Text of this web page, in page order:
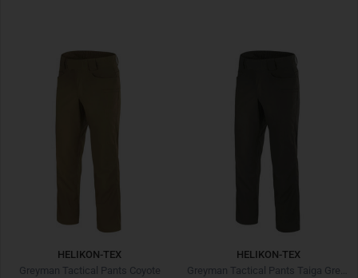
HELIKON-TEX
Greyman Tactical Pants Coyote
HELIKON-TEX
Greyman Tactical Pants Taiga Green